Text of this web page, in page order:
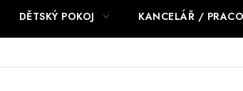
DĚTSKÝ POKOJ KANCELÁŘ /